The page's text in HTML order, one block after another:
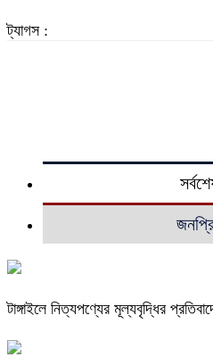
ট্যাগস :
টাঙ্গাইলে নিত্যপণ্যের মূল্যবৃদ্ধির